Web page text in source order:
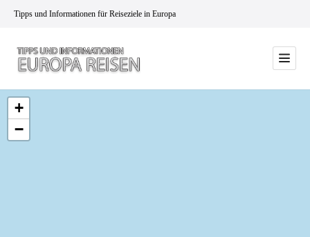
Tipps und Informationen für Reiseziele in Europa
+
−